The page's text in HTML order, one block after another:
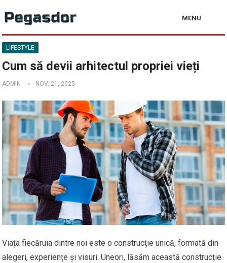
MENU
LIFESTYLE
Cum să devii arhitectul propriei vieți
ADMIN NOV. 21, 2025
Viața fiecăruia dintre noi este o construcție unică, formată din
alegeri, experiențe și visuri. Uneori, lăsăm această construcție